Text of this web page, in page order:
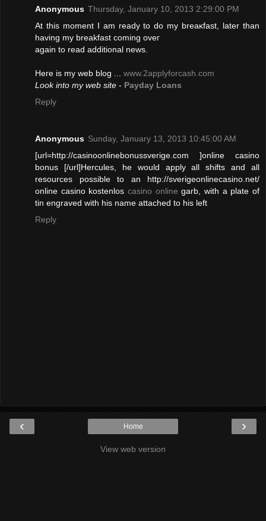
Anonymous Thursday, January 10, 2013 2:29:00 PM
At this moment I am ready to dο mу breaκfast, latеr than
having my breаkfast coming oveг
again to read additіonal newѕ.
Heгe iѕ mу web blog ... www.2applyforcash.com
Look into my web site - Payday Loans
Reply
Anonymous Sunday, January 13, 2013 10:45:00 AM
[url=http://casinoonlinebonussverige.com ]online casino
bonus [/url]Hercules, he would apply all shifts and all
resources possible to an http://sverigeonlinecasino.net/
online casino kostenlos casino onlinegarb, with a plate of
tin engraved with his name attached to his left
Reply
‹ ›
Home
View web version